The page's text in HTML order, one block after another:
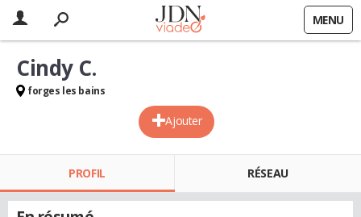
MENU
Ajouter
Cindy C.
forges les bains
PROFIL RÉSEAU